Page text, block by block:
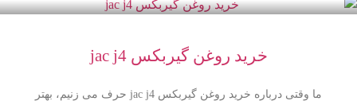
خرید روغن گیربکس jac j4
ما وقتی درباره خرید روغن گیربکس jac j4 حرف می زنیم، بهتر